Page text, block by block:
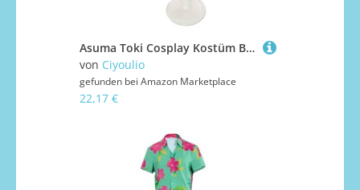
Asuma Toki Cosplay Kostüm Blau Badeanzug Set Anime Rollenspiel Outfit Dress Up Anzug für Frauen Halloween Karneval Party Kostüm
von Ciyoulio
gefunden bei Amazon Marketplace
22,17 €